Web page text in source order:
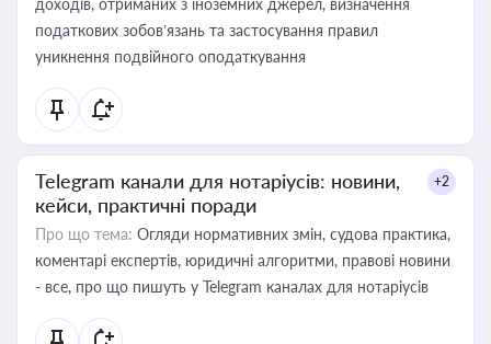
доходів, отриманих з іноземних джерел, визначення
податкових зобов’язань та застосування правил
уникнення подвійного оподаткування
Telegram канали для нотаріусів: новини,
кейси, практичні поради
+2
Про що тема: Огляди нормативних змін, судова практика,
коментарі експертів, юридичні алгоритми, правові новини
- все, про що пишуть у Telegram каналах для нотаріусів